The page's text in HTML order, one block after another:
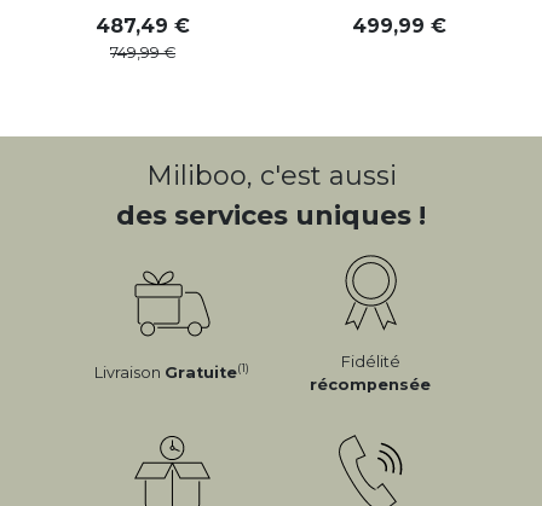
487,49
749,99
499,99
Miliboo, c'est aussi
des services uniques !
Livraison Gratuite(1)
Fidélité
récompensée